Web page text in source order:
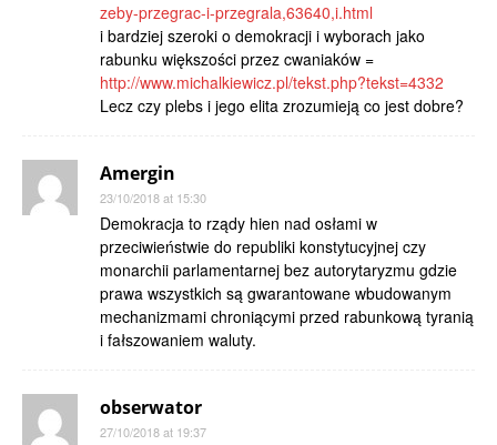
zeby-przegrac-i-przegrala,63640,i.html
i bardziej szeroki o demokracji i wyborach jako
rabunku większości przez cwaniaków =
http://www.michalkiewicz.pl/tekst.php?tekst=4332
Lecz czy plebs i jego elita zrozumieją co jest dobre?
Amergin
23/10/2018 at 15:30
Demokracja to rządy hien nad osłami w
przeciwieństwie do republiki konstytucyjnej czy
monarchii parlamentarnej bez autorytaryzmu gdzie
prawa wszystkich są gwarantowane wbudowanym
mechanizmami chroniącymi przed rabunkową tyranią
i fałszowaniem waluty.
obserwator
27/10/2018 at 19:37